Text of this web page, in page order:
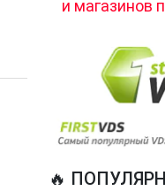
и магазинов
🔥